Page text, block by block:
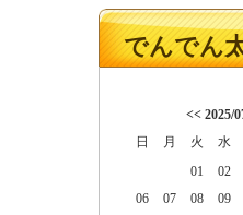
でんでん
<< 2025/
日
月 火 水
01
02
06
07 08 09